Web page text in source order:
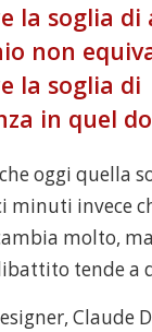
la soglia di
non
la soglia di
in quel
oggi quella
minuti invece
molto,
tende a
Claude